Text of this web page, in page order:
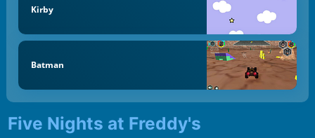
Kirby
Batman
Five Nights at Freddy's